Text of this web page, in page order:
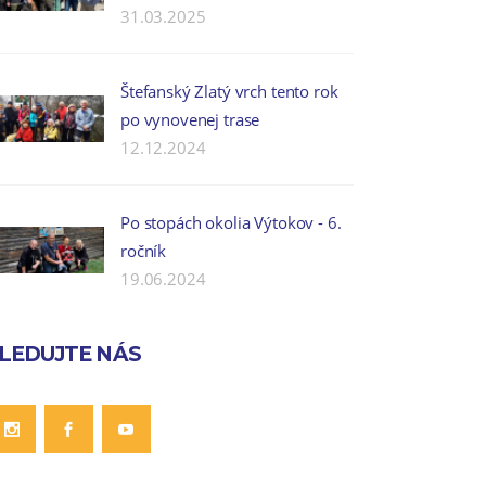
31.03.2025
Štefanský Zlatý vrch tento rok
po vynovenej trase
12.12.2024
Po stopách okolia Výtokov - 6.
ročník
19.06.2024
NÁS